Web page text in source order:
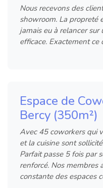
Nous recevons des
showroom. La propreté
jamais eu à relancer sur
efficace. Exactement ce
Espace de
Bercy (350m²)
Avec 45 coworkers qui
et la cuisine sont
Parfait passe 5 fois par
renforcé. Nos membres
constante des espaces